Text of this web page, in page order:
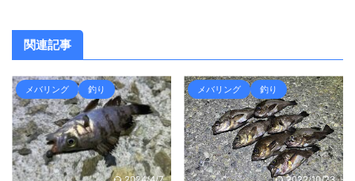
関連記事
メバリング 釣り メバリング 釣り